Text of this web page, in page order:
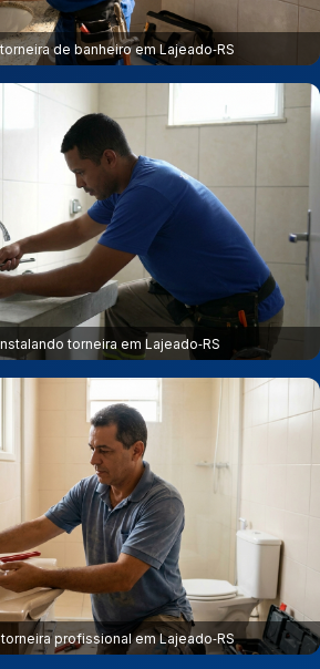
de banheiro em Lajeado‑RS
torneira em Lajeado‑RS
profissional em Lajeado‑RS